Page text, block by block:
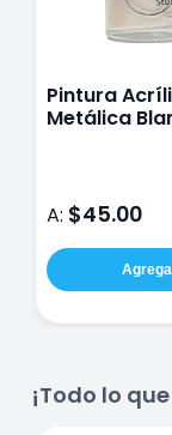
Pintura
Metálica
A: $45.00
¡Todo lo